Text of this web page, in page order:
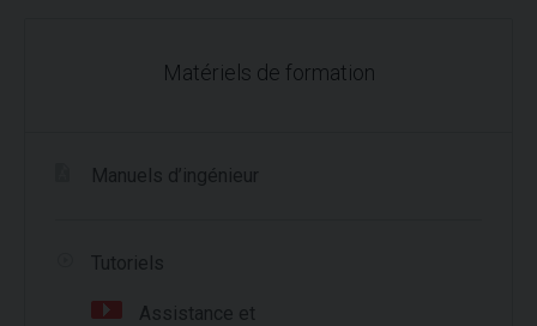
Matériels de formation
Manuels d’ingénieur
Tutoriels
Assistance et